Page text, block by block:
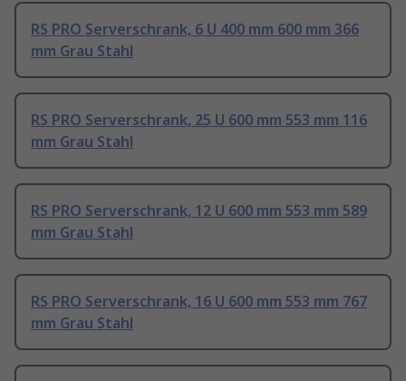
RS PRO Serverschrank, 6 U 400 mm 600 mm 366
mm Grau Stahl
RS PRO Serverschrank, 25 U 600 mm 553 mm 116
mm Grau Stahl
RS PRO Serverschrank, 12 U 600 mm 553 mm 589
mm Grau Stahl
RS PRO Serverschrank, 16 U 600 mm 553 mm 767
mm Grau Stahl